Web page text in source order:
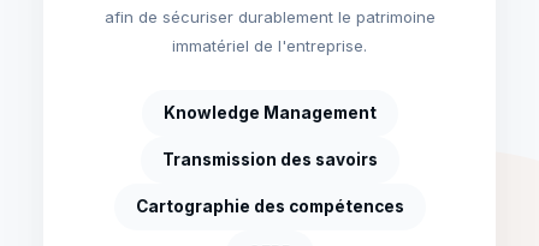
afin de sécuriser durablement le patrimoine
immatériel de l'entreprise.
Knowledge Management
Transmission des savoirs
Cartographie des compétences